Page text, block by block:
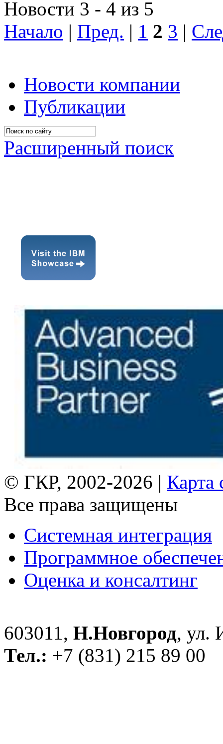
Новости 3 - 4 из 5
Начало | Пред. | 1 2 3 |
Новости компании
Публикации
Расширенный поиск
© ГКР, 2002-2026 | Карта
Все права защищены
Системная интеграция
Программное
Оценка и консалтинг
603011, Н.Новгород, ул.
Тел.: +7 (831) 215 89 00